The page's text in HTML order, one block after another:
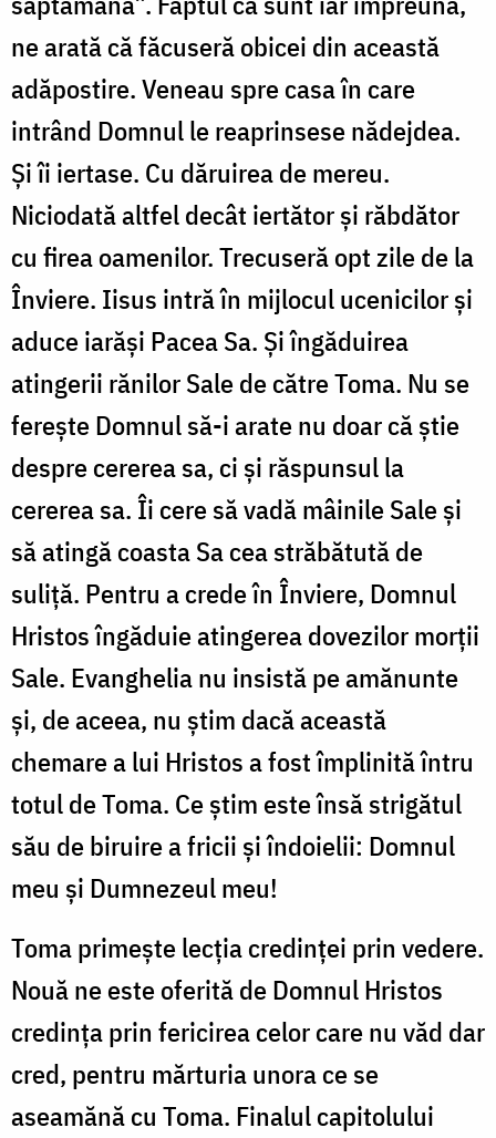
ne arată că făcuseră obicei din această
adăpostire. Veneau spre casa în care
intrând Domnul le reaprinsese nădejdea.
Și îi iertase. Cu dăruirea de mereu.
Niciodată altfel decât iertător și răbdător
cu firea oamenilor. Trecuseră opt zile de la
Înviere. Iisus intră în mijlocul ucenicilor și
aduce iarăși Pacea Sa. Și îngăduirea
atingerii rănilor Sale de către Toma. Nu se
ferește Domnul să-i arate nu doar că știe
despre cererea sa, ci și răspunsul la
cererea sa. Îi cere să vadă mâinile Sale și
să atingă coasta Sa cea străbătută de
suliță. Pentru a crede în Înviere, Domnul
Hristos îngăduie atingerea dovezilor morții
Sale. Evanghelia nu insistă pe amănunte
și, de aceea, nu știm dacă această
chemare a lui Hristos a fost împlinită întru
totul de Toma. Ce știm este însă strigătul
său de biruire a fricii și îndoielii: Domnul
meu și Dumnezeul meu!
Toma primește lecția credinței prin vedere.
Nouă ne este oferită de Domnul Hristos
credința prin fericirea celor care nu văd dar
cred, pentru mărturia unora ce se
aseamănă cu Toma. Finalul capitolului